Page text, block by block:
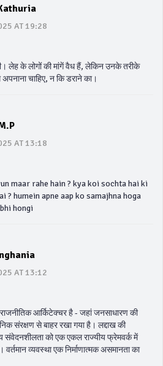
AT 19:28
लेह के लोगों की मांगें वैध हैं, लेकिन उनके तरीके
चाहिए, न कि डराने का।
AT 13:18
maar rahe hain ? kya koi sochta hai ki
? humein apne aap ko samajhna hoga
hongi
AT 13:12
आर्किटेक्चर है - जहां जनसाधारण की
संरक्षण से बाहर रखा गया है। लद्दाख की
संवेदनशीलता को एक एकल राज्यीय फ्रेमवर्क में
व्यवस्था एक निर्माणात्मक असमानता का